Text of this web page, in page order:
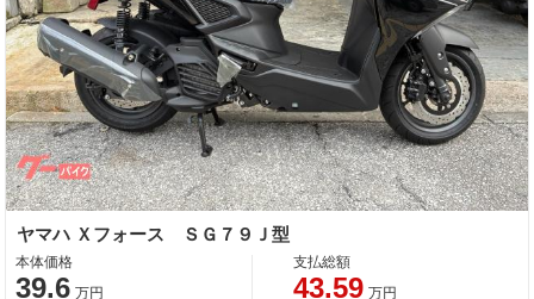
ヤマハ Ｘフォース ＳＧ７９Ｊ型
本体価格
39.6 万円
支払総額
43.59 万円